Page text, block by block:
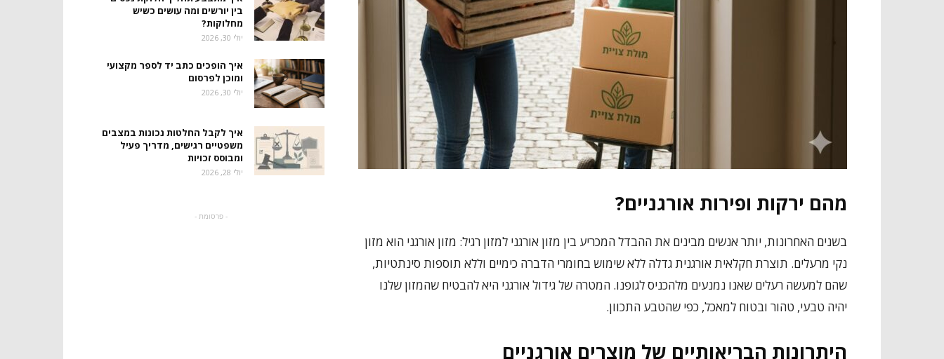
מהם ירקות ופירות אורגניים?
בשנים האחרונות, יותר אנשים מבינים את ההבדל המכריע בין מזון אורגני למזון רגיל: מזון אורגני הוא מזון
נקי מרעלים. תוצרת חקלאית אורגנית גדלה ללא שימוש בחומרי הדברה כימיים וללא תוספות סינתטיות,
שהם למעשה רעלים שאנו נמנעים מלהכניס לגופנו. המטרה של גידול אורגני היא להבטיח שהמזון שלנו
יהיה טבעי, טהור ובטוח למאכל, כפי שהטבע התכוון.
היתרונות הבריאותיים של מוצרים אורגניים
בין יורשים ומה עושים כשיש
מחלוקות?
יולי 30, 2026
איך הופכים כתב יד לספר מקצועי
ומוכן לפרסום
יולי 30, 2026
איך לקבל החלטות נכונות במצבים
משפטיים רגישים, מדריך פעיל
ומבוסס זכויות
יולי 28, 2026
- פרסומת -